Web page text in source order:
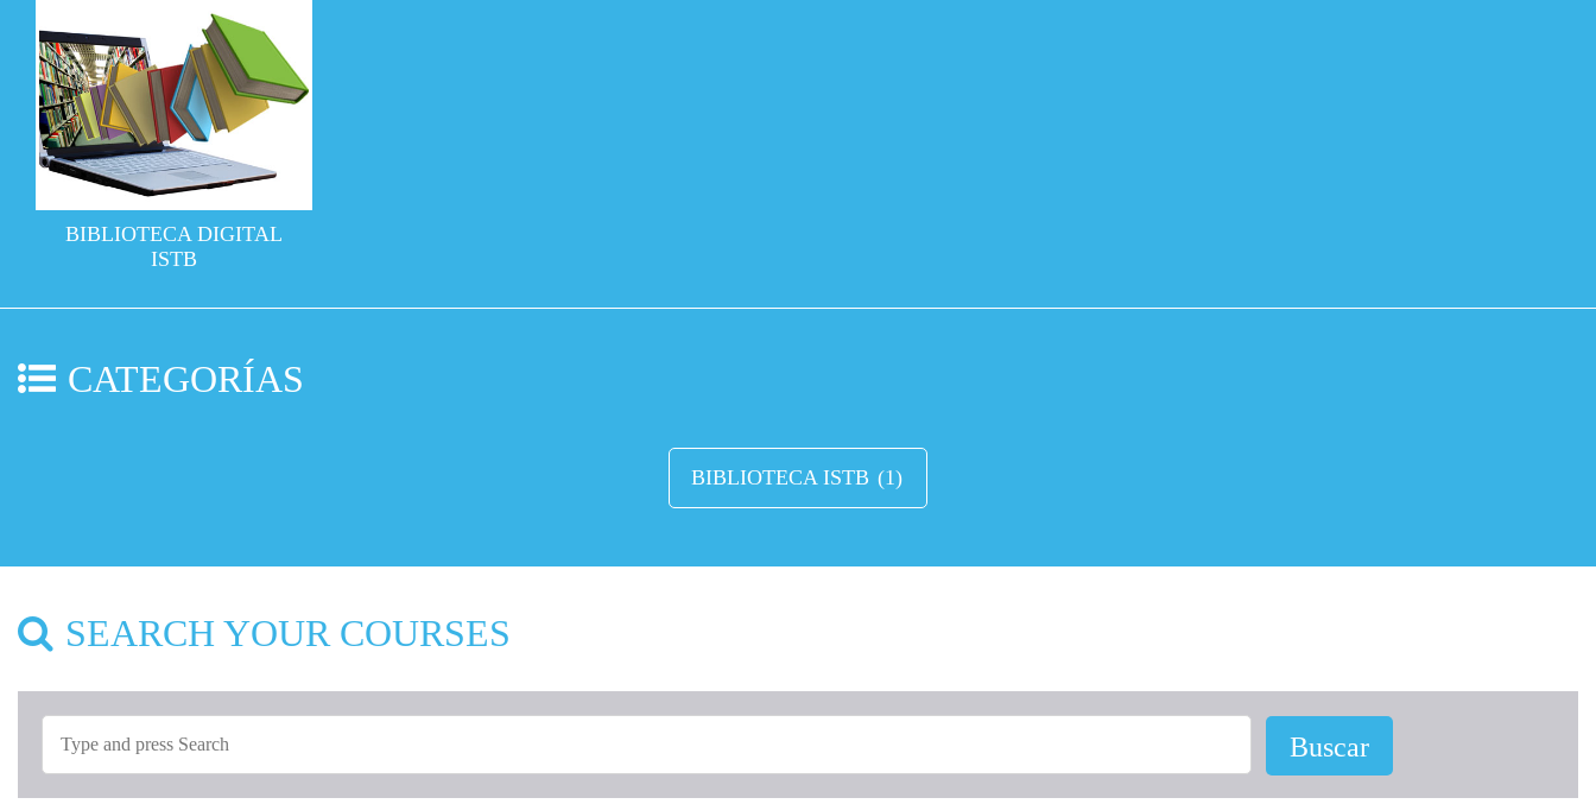
BIBLIOTECA DIGITAL
ISTB
CATEGORÍAS
BIBLIOTECA ISTB (1)
SEARCH YOUR COURSES